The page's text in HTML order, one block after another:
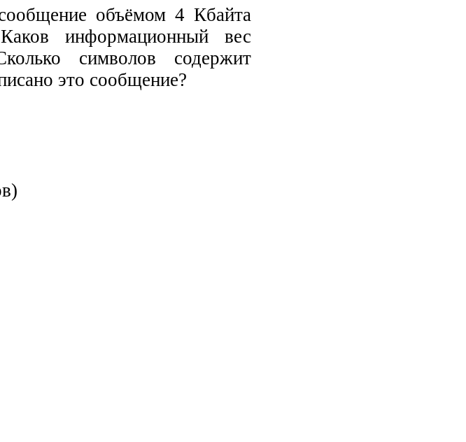
объёмом 4 Кбайта
информационный вес
символов содержит
это сообщение?